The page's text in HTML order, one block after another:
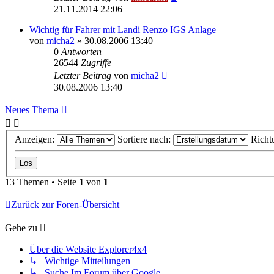
21.11.2014 22:06
Wichtig für Fahrer mit Landi Renzo IGS Anlage
von micha2 » 30.08.2006 13:40
0 Antworten
26544 Zugriffe
Letzter Beitrag von micha2
30.08.2006 13:40
Neues Thema
Anzeigen: Sortiere nach:
13 Themen • Seite 1 von 1
Zurück zur Foren-Übersicht
Gehe zu
Über die Website Explorer4x4
↳ Wichtige Mitteilungen